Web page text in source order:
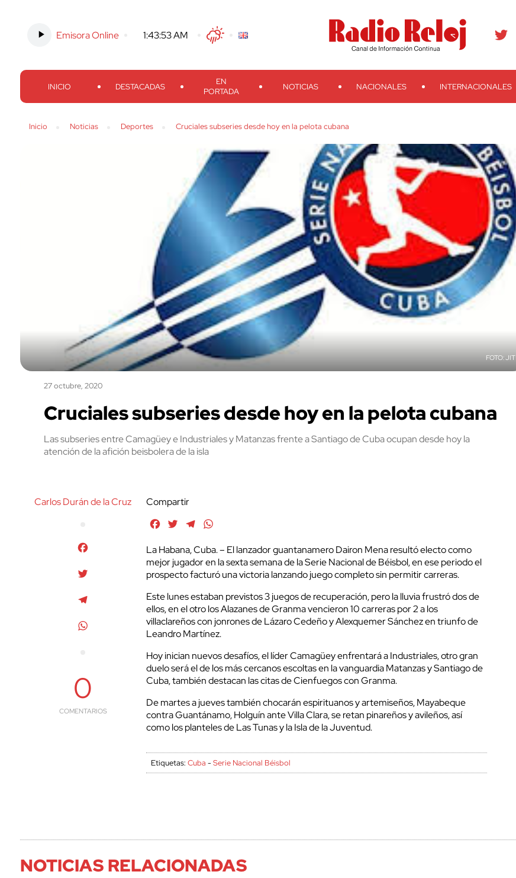
Emisora Online 1:43:54 AM TwitterFacebook
Threads
Instagram TelegramTeveo Ivoox RSS Search
INICIO DESTACADAS
EN
PORTADA
NOTICIAS NACIONALES INTERNACIONALES
Inicio Noticias Deportes Cruciales subseries desde hoy en la pelota cubana
JIT
27 octubre, 2020
Cruciales subseries desde hoy en la pelota cubana
Las subseries entre Camagüey e Industriales y Matanzas frente a Santiago de Cuba ocupan desde hoy la
atención de la afición beisbolera de la isla
Carlos Durán de la Cruz
0
COMENTARIOS
Compartir
FacebookTwitterTelegram
La Habana, Cuba. – El lanzador guantanamero Dairon Mena resultó electo como
mejor jugador en la sexta semana de la Serie Nacional de Béisbol, en ese periodo el
prospecto facturó una victoria lanzando juego completo sin permitir carreras.
Este lunes estaban previstos 3 juegos de recuperación, pero la lluvia frustró dos de
ellos, en el otro los Alazanes de Granma vencieron 10 carreras por 2 a los
villaclareños con jonrones de Lázaro Cedeño y Alexquemer Sánchez en triunfo de
Leandro Martínez.
Hoy inician nuevos desafíos, el líder Camagüey enfrentará a Industriales, otro gran
duelo será el de los más cercanos escoltas en la vanguardia Matanzas y Santiago de
Cuba, también destacan las citas de Cienfuegos con Granma.
De martes a jueves también chocarán espirituanos y artemiseños, Mayabeque
contra Guantánamo, Holguín ante Villa Clara, se retan pinareños y avileños, así
como los planteles de Las Tunas y la Isla de la Juventud.
Etiquetas:Cuba -Serie Nacional Béisbol
NOTICIAS RELACIONADAS